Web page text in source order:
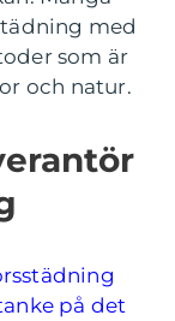
med
som är
och natur.
på det